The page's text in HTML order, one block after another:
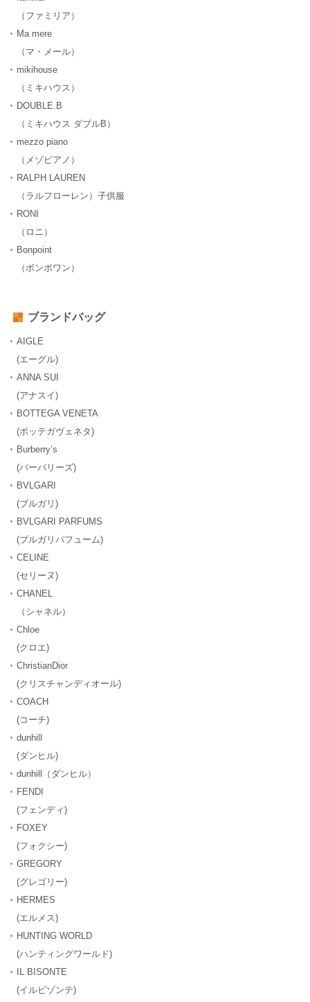
（ファミリア）
Ma mere
（マ・メール）
mikihouse
（ミキハウス）
DOUBLE.B
（ミキハウス ダブルB）
mezzo piano
（メゾピアノ）
RALPH LAUREN
（ラルフローレン）子供服
RONI
（ロニ）
Bonpoint
（ボンポワン）
ブランドバッグ
AIGLE
(エーグル)
ANNA SUI
(アナスイ)
BOTTEGA VENETA
(ボッテガヴェネタ)
Burberry’s
(バーバリーズ)
BVLGARI
(ブルガリ)
BVLGARI PARFUMS
(ブルガリパフューム)
CELINE
(セリーヌ)
CHANEL
（シャネル）
Chloe
(クロエ)
ChristianDior
(クリスチャンディオール)
COACH
(コーチ)
dunhill
(ダンヒル)
dunhill（ダンヒル）
FENDI
(フェンディ)
FOXEY
(フォクシー)
GREGORY
(グレゴリー)
HERMES
(エルメス)
HUNTING WORLD
(ハンティングワールド)
IL BISONTE
(イルビゾンテ)